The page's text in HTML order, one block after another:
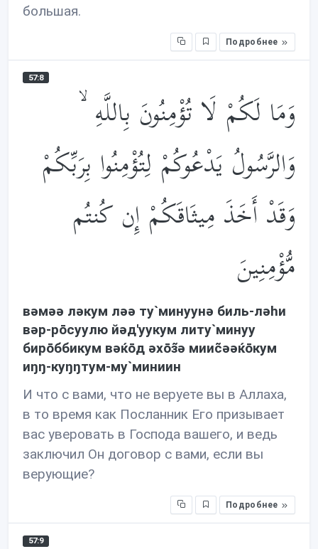
большая.
Подробнее
57:8
وَمَا لَكُمْ لَا تُؤْمِنُونَ بِاللَّهِ ۙ
وَالرَّسُولُ يَدْعُوكُمْ لِتُؤْمِنُوا بِرَبِّكُمْ
وَقَدْ أَخَذَ مِيثَاقَكُمْ إِن كُنتُم
مُّؤْمِنِينَ
вəмəə лəкум лəə ту`минуунə биль-лəhи
вəр-рōсуулю йəд'уукум литу`минуу
бирōббикум вəќōд əхōз̃ə мииc̃əəќōкум
иŋŋ-куŋŋтум-му`миниин
И что с вами, что не веруете вы в Аллаха,
в то время как Посланник Его призывает
вас уверовать в Господа вашего, и ведь
заключил Он договор с вами, если вы
верующие?
Подробнее
57:9